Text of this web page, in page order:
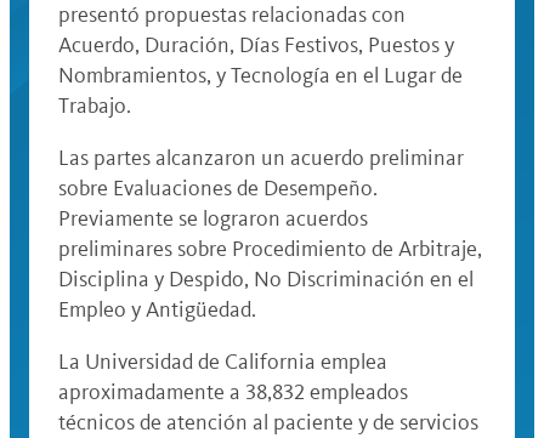
presentó propuestas relacionadas con
Acuerdo, Duración, Días Festivos, Puestos y
Nombramientos, y Tecnología en el Lugar de
Trabajo.
Las partes alcanzaron un acuerdo preliminar
sobre Evaluaciones de Desempeño.
Previamente se lograron acuerdos
preliminares sobre Procedimiento de Arbitraje,
Disciplina y Despido, No Discriminación en el
Empleo y Antigüedad.
La Universidad de California emplea
aproximadamente a 38,832 empleados
técnicos de atención al paciente y de servicios